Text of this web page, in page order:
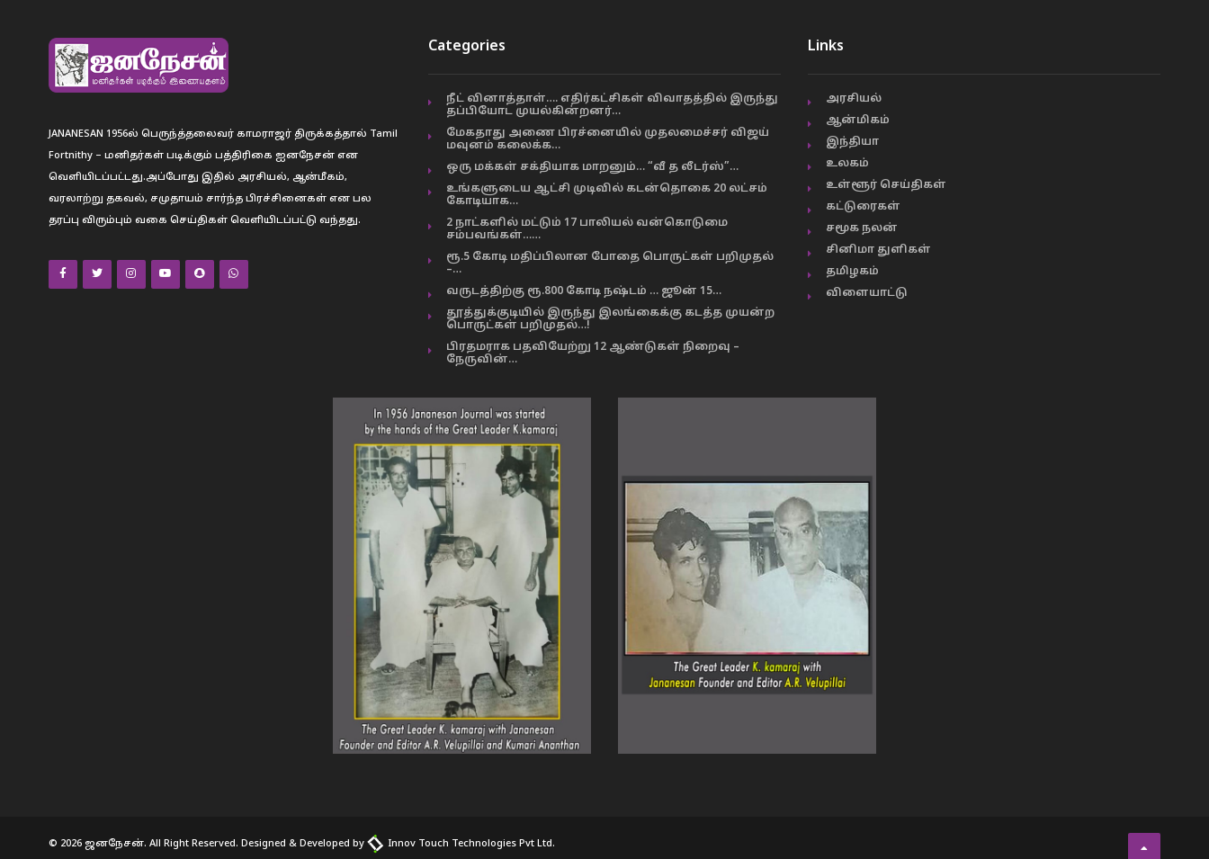
JANANESAN 1956ல் பெருந்த்தலைவர் காமராஜர் திருக்கத்தால் Tamil
Fortnithy – மனிதர்கள் படிக்கும் பத்திரிகை ஐனநேசன் என
வெளியிடப்பட்டது.அப்போது இதில் அரசியல், ஆன்மீகம்,
வரலாற்று தகவல், சமுதாயம் சார்ந்த பிரச்சினைகள் என பல
தரப்பு விரும்பும் வகை செய்திகள் வெளியிடப்பட்டு வந்தது.
Categories
நீட் வினாத்தாள்…. எதிர்கட்சிகள் விவாதத்தில் இருந்து
தப்பியோட முயல்கின்றனர்…
மேகதாது அணை பிரச்னையில் முதலமைச்சர் விஜய்
மவுனம் கலைக்க…
ஒரு மக்கள் சக்தியாக மாறனும்… “வீ த லீடர்ஸ்”…
உங்களுடைய ஆட்சி முடிவில் கடன்தொகை 20 லட்சம்
கோடியாக…
2 நாட்களில் மட்டும் 17 பாலியல் வன்கொடுமை
சம்பவங்கள்……
ரூ.5 கோடி மதிப்பிலான போதை பொருட்கள் பறிமுதல்
–…
வருடத்திற்கு ரூ.800 கோடி நஷ்டம் … ஜூன் 15…
தூத்துக்குடியில் இருந்து இலங்கைக்கு கடத்த முயன்ற
பொருட்கள் பறிமுதல்…!
பிரதமராக பதவியேற்று 12 ஆண்டுகள் நிறைவு –
நேருவின்…
Links
அரசியல்
ஆன்மிகம்
இந்தியா
உலகம்
உள்ளூர் செய்திகள்
கட்டுரைகள்
சமூக நலன்
சினிமா துளிகள்
தமிழகம்
விளையாட்டு
© 2026 ஜனநேசன். All Right Reserved. Designed & Developed by Innov Touch Technologies Pvt Ltd.